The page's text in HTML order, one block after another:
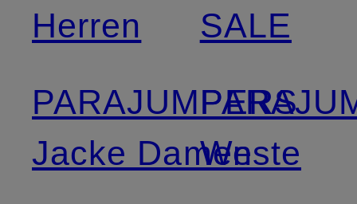
Herren
PARAJUMPERS
Jacke Damen
SALE
Weste